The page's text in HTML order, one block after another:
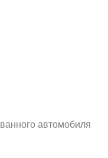
автомобиля